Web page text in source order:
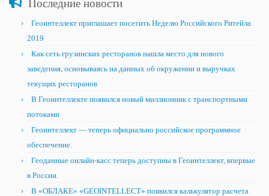
Последние новости
Геоинтеллект приглашает посетить Неделю Российского Ритейла
2019
Как сеть грузинских ресторанов нашла место для нового
заведения, основываясь на данных об окружении и выручках
текущих ресторанов
В Геоинтеллекте появился новый миллионник с транспортными
потоками
Геоинтеллект — теперь официально российское программное
обеспечение.
Геоданные онлайн-касс теперь доступны в Геоинтеллект, впервые
в России.
В «ОБЛАКЕ» «GEOINTELLECT» появился калькулятор расчета